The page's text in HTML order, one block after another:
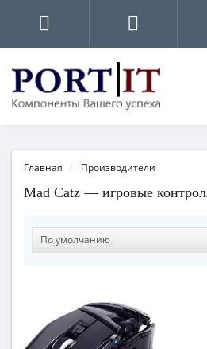
Главная Производители
Mad Catz — игровые